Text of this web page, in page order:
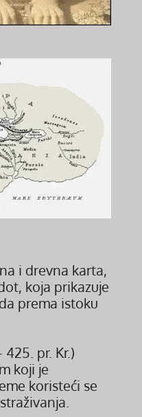
i drevna karta,
koja prikazuje
prema istoku
pr. Kr.)
koji je
koristeći se